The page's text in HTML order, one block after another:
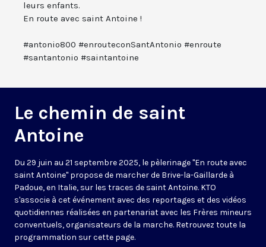
leurs enfants.
En route avec saint Antoine !
#antonio800 #enrouteconSantAntonio #enroute
#santantonio #saintantoine
Le chemin de saint
Antoine
Du 29 juin au 21 septembre 2025, le pèlerinage "En route avec
saint Antoine" propose de marcher de Brive-la-Gaillarde à
Padoue, en Italie, sur les traces de saint Antoine. KTO
s'associe à cet événement avec des reportages et des vidéos
quotidiennes réalisées en partenariat avec les Frères mineurs
conventuels, organisateurs de la marche. Retrouvez toute la
programmation sur cette page.